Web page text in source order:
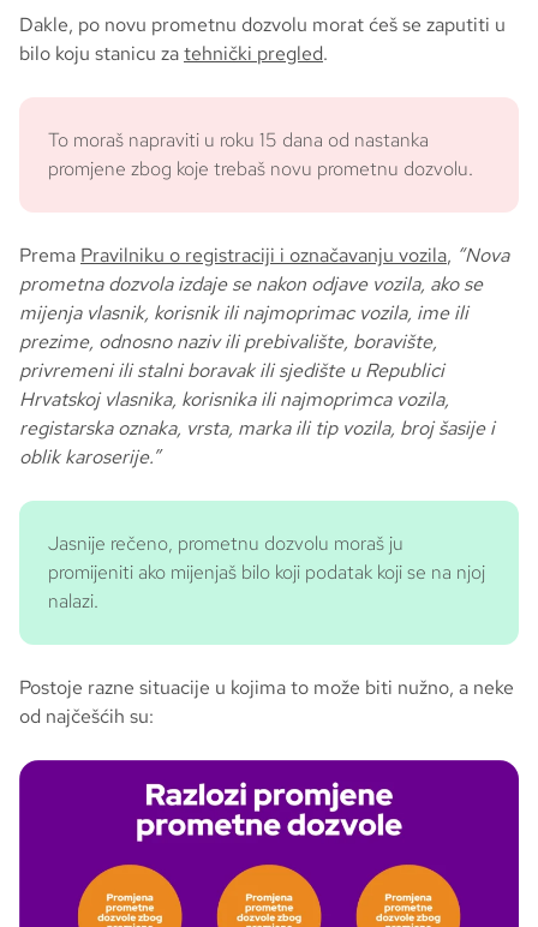
Dakle, po novu prometnu dozvolu morat ćeš se zaputiti u
bilo koju stanicu zatehnički pregled.
To moraš napraviti u roku 15 dana od nastanka
promjene zbog koje trebaš novu prometnu dozvolu.
Prema Pravilniku o registraciji i označavanju vozila, “Nova
prometna dozvola izdaje se nakon odjave vozila, ako se
mijenja vlasnik, korisnik ili najmoprimac vozila, ime ili
prezime, odnosno naziv ili prebivalište, boravište,
privremeni ili stalni boravak ili sjedište u Republici
Hrvatskoj vlasnika, korisnika ili najmoprimca vozila,
registarska oznaka, vrsta, marka ili tip vozila, broj šasije i
oblik karoserije.”
Jasnije rečeno, prometnu dozvolu moraš ju
promijeniti ako mijenjaš bilo koji podatak koji se na njoj
nalazi.
Postoje razne situacije u kojima to može biti nužno, a neke
od najčešćih su: